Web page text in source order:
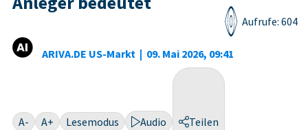
ARIVA.DE US-Markt | 09. Mai 2026, 09:41
Aufrufe: 604
A- A+ Lesemodus Audio Teilen